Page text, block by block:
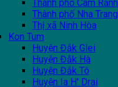
Thành phố Cam Ranh
Thành phố Nha Trang
Thị xã Ninh Hòa
Kon Tum
Huyện Đắk Glei
Huyện Đắk Hà
Huyện Đắk Tô
Huyện Ia H' Drai